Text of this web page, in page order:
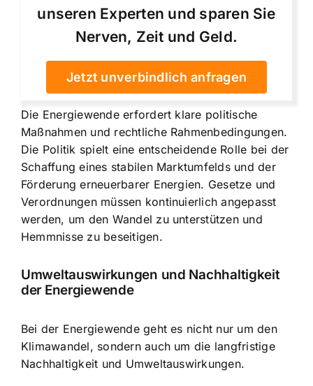
unseren Experten und sparen Sie
Nerven, Zeit und Geld.
Jetzt unverbindlich anfragen
Die Energiewende erfordert klare politische
Maßnahmen und rechtliche Rahmenbedingungen.
Die Politik spielt eine entscheidende Rolle bei der
Schaffung eines stabilen Marktumfelds und der
Förderung erneuerbarer Energien. Gesetze und
Verordnungen müssen kontinuierlich angepasst
werden, um den Wandel zu unterstützen und
Hemmnisse zu beseitigen.
Umweltauswirkungen und Nachhaltigkeit
der Energiewende
Bei der Energiewende geht es nicht nur um den
Klimawandel, sondern auch um die langfristige
Nachhaltigkeit und Umweltauswirkungen.